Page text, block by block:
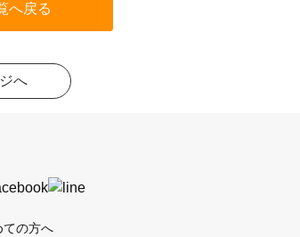
へ戻る
へ
ての方へ